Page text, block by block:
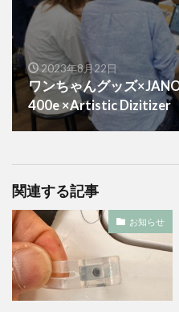
2023年8月22日
ワンちゃんグッズ
400e ×Artistic Dizitizer
関連する記事
お知らせ